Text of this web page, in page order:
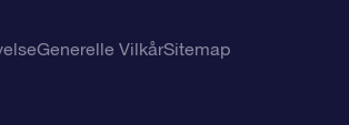
Generelle VilkårSitemap